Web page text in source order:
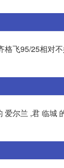
格飞95/25相对
爱尔兰 ,君 临城